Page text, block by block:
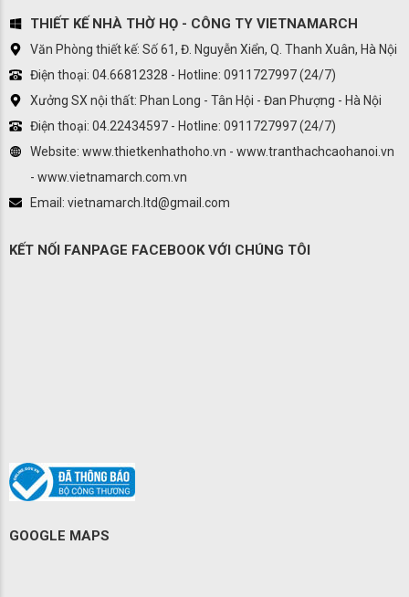
THIẾT KẾ NHÀ THỜ HỌ - CÔNG TY VIETNAMARCH
Văn Phòng thiết kế: Số 61, Đ. Nguyễn Xiển, Q. Thanh Xuân, Hà Nội
Điện thoại: 04.66812328 - Hotline: 0911727997 (24/7)
Xưởng SX nội thất: Phan Long - Tân Hội - Đan Phượng - Hà Nội
Điện thoại: 04.22434597 - Hotline: 0911727997 (24/7)
Website: www.thietkenhathoho.vn - www.tranthachcaohanoi.vn
- www.vietnamarch.com.vn
Email: vietnamarch.ltd@gmail.com
KẾT NỐI FANPAGE FACEBOOK VỚI CHÚNG TÔI
GOOGLE MAPS